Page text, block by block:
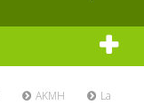
ΑΚΜΗ
La